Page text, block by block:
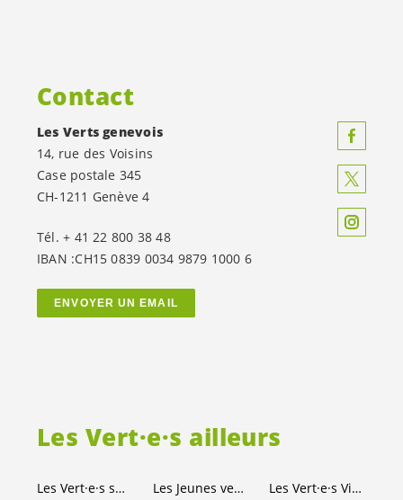
Les Vert·e·s ailleurs
Les Vert·e·s suisses Les Jeunes vert-e-s Les Vert·e·s Ville de Genève
Contact
Les Verts genevois
14, rue des Voisins
Case postale 345
CH-1211 Genève 4
Tél. + 41 22 800 38 48
IBAN :CH15 0839 0034 9879 1000 6
ENVOYER UN EMAIL